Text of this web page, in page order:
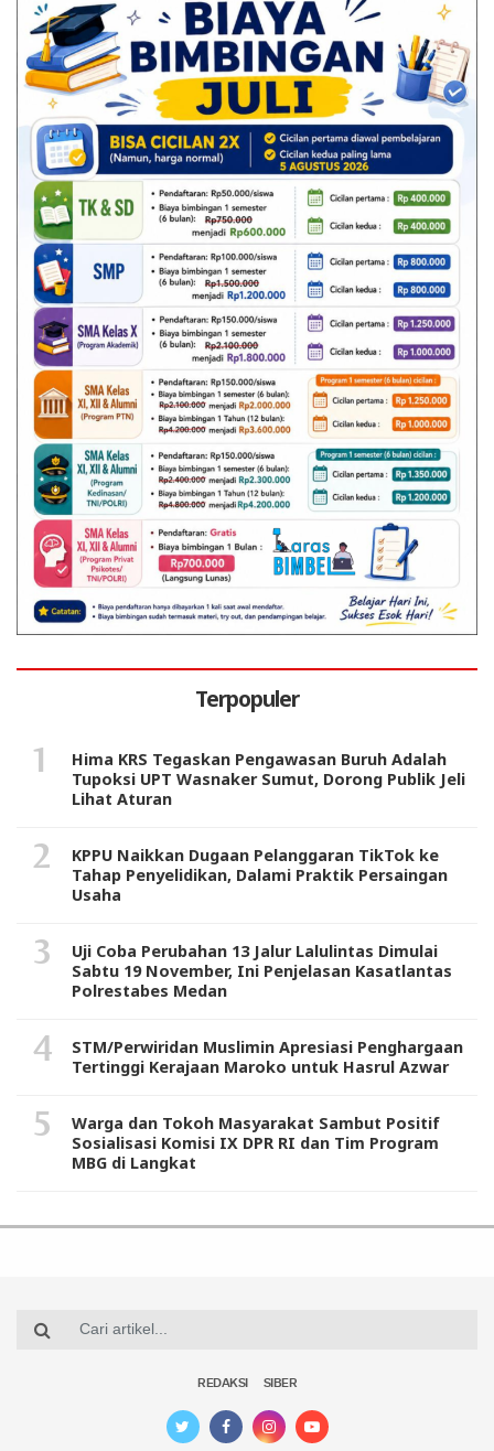
Terpopuler
Hima KRS Tegaskan Pengawasan Buruh Adalah
Tupoksi UPT Wasnaker Sumut, Dorong Publik Jeli
Lihat Aturan
KPPU Naikkan Dugaan Pelanggaran TikTok ke
Tahap Penyelidikan, Dalami Praktik Persaingan
Usaha
Uji Coba Perubahan 13 Jalur Lalulintas Dimulai
Sabtu 19 November, Ini Penjelasan Kasatlantas
Polrestabes Medan
STM/Perwiridan Muslimin Apresiasi Penghargaan
Tertinggi Kerajaan Maroko untuk Hasrul Azwar
Warga dan Tokoh Masyarakat Sambut Positif
Sosialisasi Komisi IX DPR RI dan Tim Program
MBG di Langkat
REDAKSI SIBER